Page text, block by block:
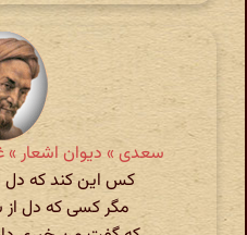
سعدی » دیوان اشعار »
کس این کند که دل
مگر کسی که دل